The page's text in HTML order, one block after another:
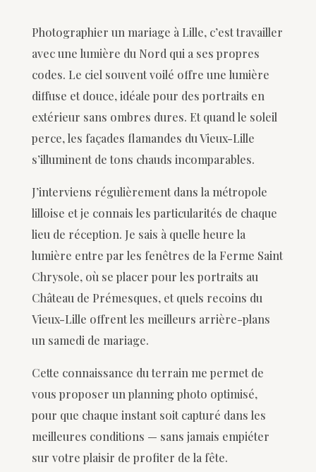
Photographier un mariage à Lille, c’est travailler
avec une lumière du Nord qui a ses propres
codes. Le ciel souvent voilé offre une lumière
diffuse et douce, idéale pour des portraits en
extérieur sans ombres dures. Et quand le soleil
perce, les façades flamandes du Vieux-Lille
s’illuminent de tons chauds incomparables.
J’interviens régulièrement dans la métropole
lilloise et je connais les particularités de chaque
lieu de réception. Je sais à quelle heure la
lumière entre par les fenêtres de la Ferme Saint
Chrysole, où se placer pour les portraits au
Château de Prémesques, et quels recoins du
Vieux-Lille offrent les meilleurs arrière-plans
un samedi de mariage.
Cette connaissance du terrain me permet de
vous proposer un planning photo optimisé,
pour que chaque instant soit capturé dans les
meilleures conditions — sans jamais empiéter
sur votre plaisir de profiter de la fête.